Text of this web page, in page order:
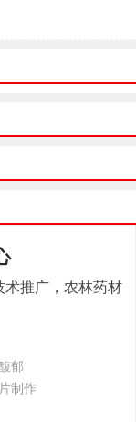
推广，农林药材
郁
制作